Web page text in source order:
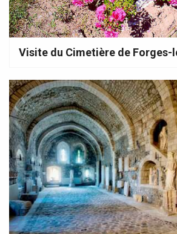
Visite du Cimetière de Forges-